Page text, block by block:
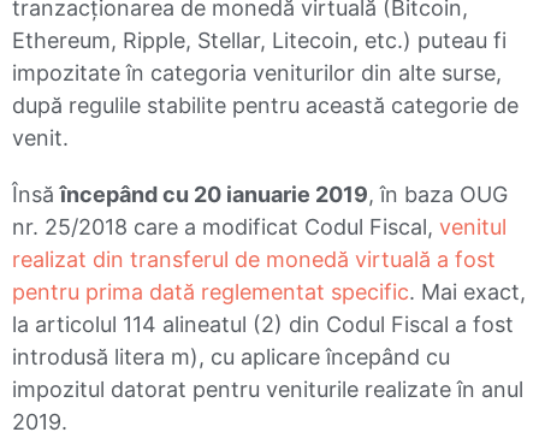
tranzacționarea de monedă virtuală (Bitcoin,
Ethereum, Ripple, Stellar, Litecoin, etc.) puteau fi
impozitate în categoria veniturilor din alte surse,
după regulile stabilite pentru această categorie de
venit.
Însăîncepând cu 20 ianuarie 2019, în baza OUG
nr. 25/2018 care a modificat Codul Fiscal, venitul
realizat din transferul de monedă virtuală a fost
pentru prima dată reglementat specific. Mai exact,
la articolul 114 alineatul (2) din Codul Fiscal a fost
introdusă litera m), cu aplicare începând cu
impozitul datorat pentru veniturile realizate în anul
2019.